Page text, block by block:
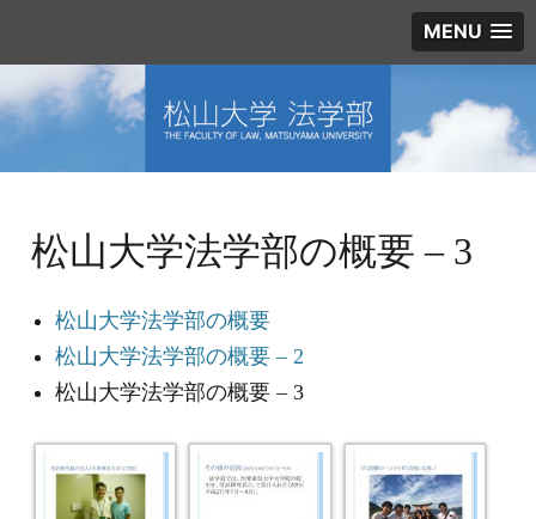
MENU
松山大学法学部の概要 – 3
松山大学法学部の概要
松山大学法学部の概要 – 2
松山大学法学部の概要 – 3